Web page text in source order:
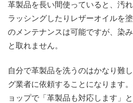
革製品を長い間使っていると、汚
ラッシングしたりレザーオイルを
のメンテナンスは可能ですが、染
と取れません。
自分で革製品を洗うのはかなり難
グ業者に依頼することになります
ョップで「革製品も対応します」